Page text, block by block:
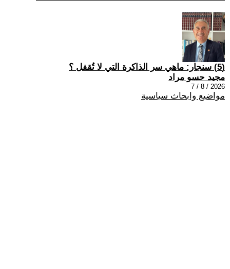
(5) سنجار: ماهي سر الذاكرة التي لا تُقفل ؟
مجيد حسو مراد
2026 / 8 / 7
مواضيع وابحاث سياسية